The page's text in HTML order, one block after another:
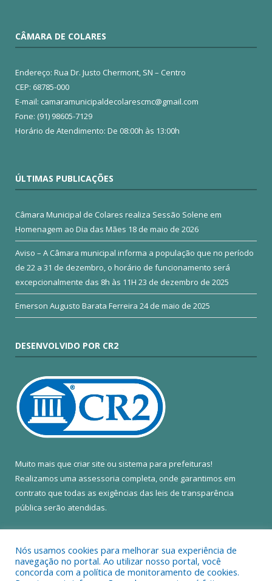
CÂMARA DE COLARES
Endereço: Rua Dr. Justo Chermont, SN – Centro
CEP: 68785-000
E-mail: camaramunicipaldecolarescmc@gmail.com
Fone: (91) 98605-7129
Horário de Atendimento: De 08:00h às 13:00h
ÚLTIMAS PUBLICAÇÕES
Câmara Municipal de Colares realiza Sessão Solene em
Homenagem ao Dia das Mães 18 de maio de 2026
Aviso – A Câmara municipal informa a população que no período
de 22 a 31 de dezembro, o horário de funcionamento será
excepcionalmente das 8h às 11H 23 de dezembro de 2025
Emerson Augusto Barata Ferreira 24 de maio de 2025
DESENVOLVIDO POR CR2
Muito mais que criar site ou sistema para prefeituras!
Realizamos uma assessoria completa, onde garantimos em
contrato que todas as exigências das leis de transparência
pública serão atendidas.
Nós usamos cookies para melhorar sua experiência de
navegação no portal. Ao utilizar nosso portal, você
concorda com a política de monitoramento de cookies.